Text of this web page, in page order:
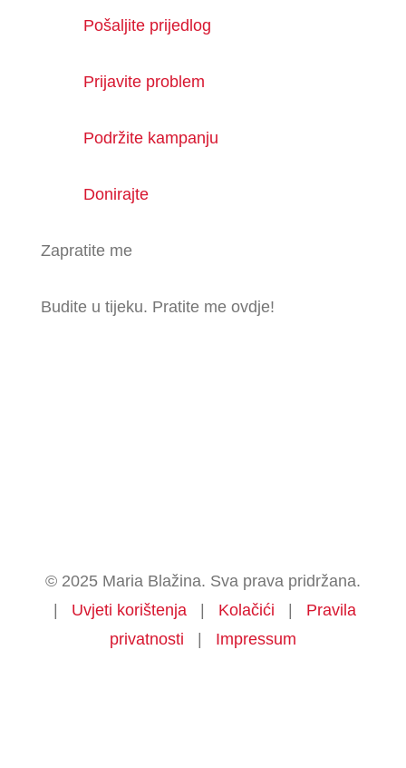
Pošaljite prijedlog
Prijavite problem
Podržite kampanju
Donirajte
Zapratite me
Budite u tijeku. Pratite me ovdje!
© 2025 Maria Blažina. Sva prava pridržana.
| Uvjeti korištenja | Kolačići | Pravila
privatnosti | Impressum